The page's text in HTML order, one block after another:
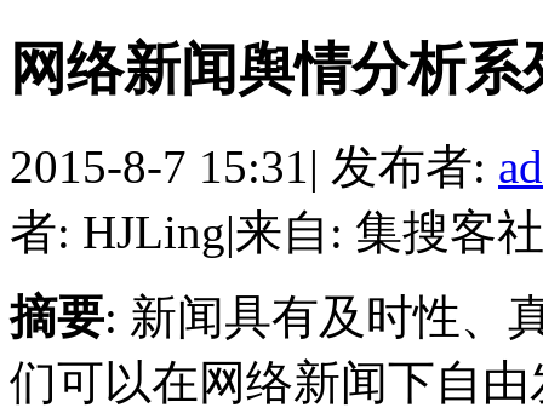
网络新闻舆情分析
2015-8-7 15:31| 发布者:
者: HJLing|来自: 集搜客
摘要: 新闻具有及时性、
们可以在网络新闻下自